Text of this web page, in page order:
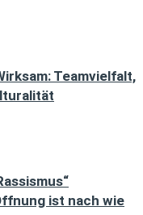
Teamvielfalt,
ist nach wie